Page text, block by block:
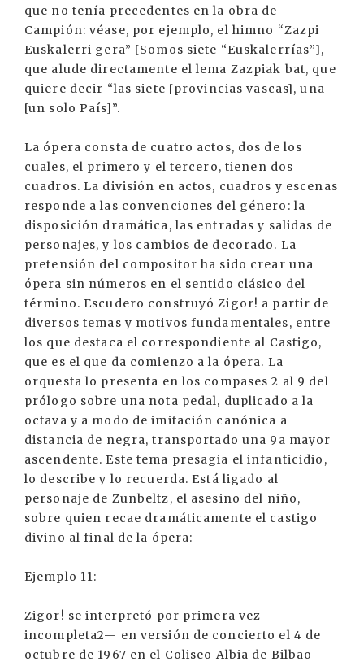
que no tenía precedentes en la obra de
Campión: véase, por ejemplo, el himno “Zazpi
Euskalerri gera” [Somos siete “Euskalerrías”],
que alude directamente el lema Zazpiak bat, que
quiere decir “las siete [provincias vascas], una
[un solo País]”.
La ópera consta de cuatro actos, dos de los
cuales, el primero y el tercero, tienen dos
cuadros. La división en actos, cuadros y escenas
responde a las convenciones del género: la
disposición dramática, las entradas y salidas de
personajes, y los cambios de decorado. La
pretensión del compositor ha sido crear una
ópera sin números en el sentido clásico del
término. Escudero construyó Zigor! a partir de
diversos temas y motivos fundamentales, entre
los que destaca el correspondiente al Castigo,
que es el que da comienzo a la ópera. La
orquesta lo presenta en los compases 2 al 9 del
prólogo sobre una nota pedal, duplicado a la
octava y a modo de imitación canónica a
distancia de negra, transportado una 9a mayor
ascendente. Este tema presagia el infanticidio,
lo describe y lo recuerda. Está ligado al
personaje de Zunbeltz, el asesino del niño,
sobre quien recae dramáticamente el castigo
divino al final de la ópera:
Ejemplo 11:
Zigor! se interpretó por primera vez —
incompleta2— en versión de concierto el 4 de
octubre de 1967 en el Coliseo Albia de Bilbao